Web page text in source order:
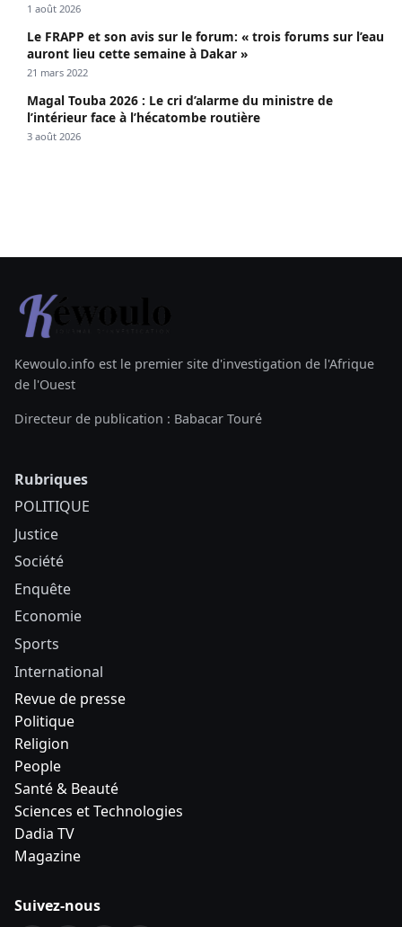
1 août 2026
Le FRAPP et son avis sur le forum: « trois forums sur l’eau
auront lieu cette semaine à Dakar »
21 mars 2022
Magal Touba 2026 : Le cri d’alarme du ministre de
l’intérieur face à l’hécatombe routière
3 août 2026
Kewoulo.info est le premier site d'investigation de l'Afrique
de l'Ouest
Directeur de publication : Babacar Touré
Rubriques
POLITIQUE
Justice
Société
Enquête
Economie
Sports
International
Revue de presse
Politique
Religion
People
Santé & Beauté
Sciences et Technologies
Dadia TV
Magazine
Suivez-nous